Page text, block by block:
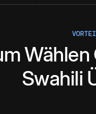
Wählen
Swahili